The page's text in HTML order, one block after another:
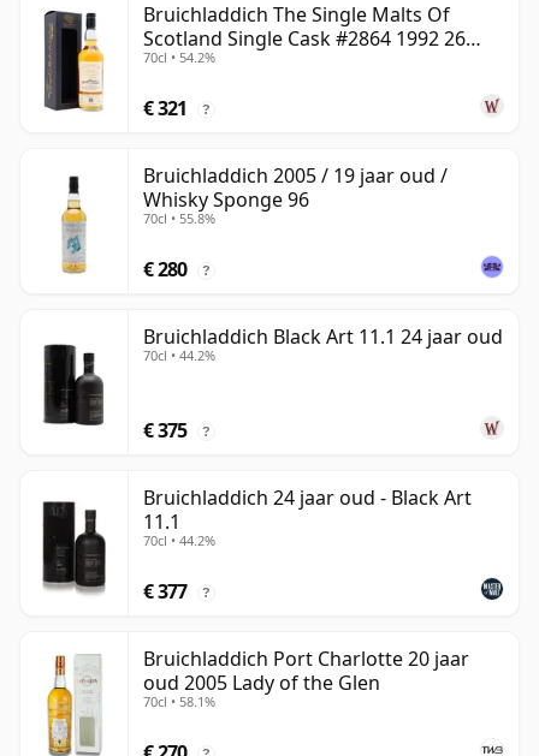
Bruichladdich The Single Malts Of
Scotland Single Cask #2864 1992 26
jaar oud
70cl • 54.2%
€ 321 ?
Bruichladdich 2005 / 19 jaar oud /
Whisky Sponge 96
70cl • 55.8%
€ 280 ?
Bruichladdich Black Art 11.1 24 jaar oud
70cl • 44.2%
€ 375 ?
Bruichladdich 24 jaar oud - Black Art
11.1
70cl • 44.2%
€ 377 ?
Bruichladdich Port Charlotte 20 jaar
oud 2005 Lady of the Glen
70cl • 58.1%